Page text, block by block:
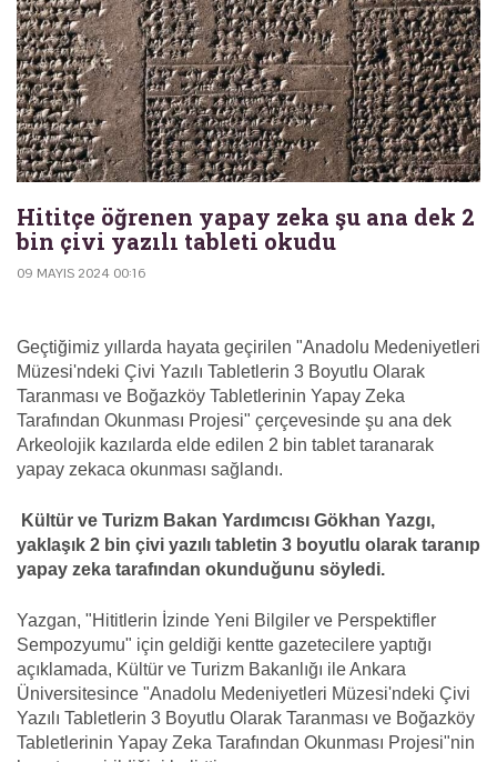
Hititçe öğrenen yapay zeka şu ana dek 2
bin çivi yazılı tableti okudu
09 MAYIS 2024 00:16
Geçtiğimiz yıllarda hayata geçirilen "Anadolu Medeniyetleri
Müzesi'ndeki Çivi Yazılı Tabletlerin 3 Boyutlu Olarak
Taranması ve Boğazköy Tabletlerinin Yapay Zeka
Tarafından Okunması Projesi" çerçevesinde şu ana dek
Arkeolojik kazılarda elde edilen 2 bin tablet taranarak
yapay zekaca okunması sağlandı.
Kültür ve Turizm Bakan Yardımcısı Gökhan Yazgı,
yaklaşık 2 bin çivi yazılı tabletin 3 boyutlu olarak taranıp
yapay zeka tarafından okunduğunu söyledi.
Yazgan, "Hititlerin İzinde Yeni Bilgiler ve Perspektifler
Sempozyumu" için geldiği kentte gazetecilere yaptığı
açıklamada, Kültür ve Turizm Bakanlığı ile Ankara
Üniversitesince "Anadolu Medeniyetleri Müzesi'ndeki Çivi
Yazılı Tabletlerin 3 Boyutlu Olarak Taranması ve Boğazköy
Tabletlerinin Yapay Zeka Tarafından Okunması Projesi"nin